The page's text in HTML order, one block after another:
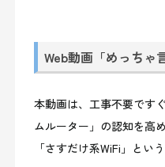
Web動画「めっちゃ
本動画は、工事不要です
ムルーター」の認知を高
「さすだけ系WiFi」とい